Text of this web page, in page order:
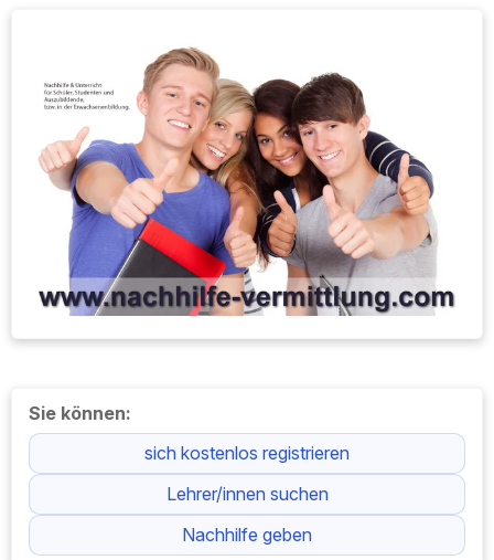
Sie können:
sich kostenlos registrieren
Lehrer/innen suchen
Nachhilfe geben